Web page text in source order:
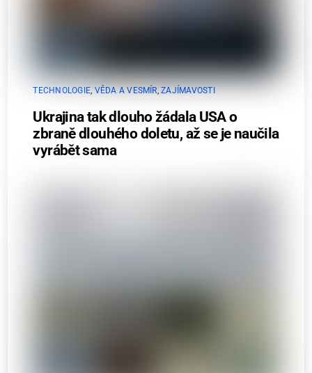
TECHNOLOGIE, VĚDA A VESMÍR,ZAJÍMAVOSTI
Ukrajina tak dlouho žádala USA o
zbraně dlouhého doletu, až se je naučila
vyrábět sama